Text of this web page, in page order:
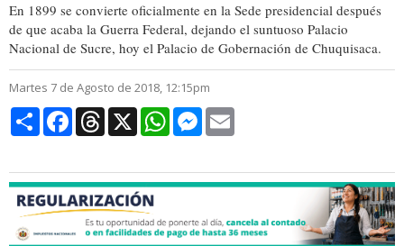
En 1899 se convierte oficialmente en la Sede presidencial después
de que acaba la Guerra Federal, dejando el suntuoso Palacio
Nacional de Sucre, hoy el Palacio de Gobernación de Chuquisaca.
Martes 7 de Agosto de 2018, 12:15pm
CompartirFacebookThreads
X WhatsAppMessenger